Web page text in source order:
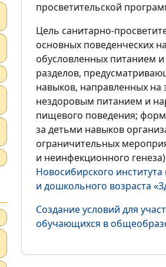
просветительской
Цель санитарно-
основных поведенческих
обусловленных питанием
разделов,
навыков, направленных
нездоровым питанием и
пищевого поведения;
за детьми навыков
ограничительных
и неинфекционного
Новосибирского
и дошкольного возраста
Создание условий для
обучающихся в